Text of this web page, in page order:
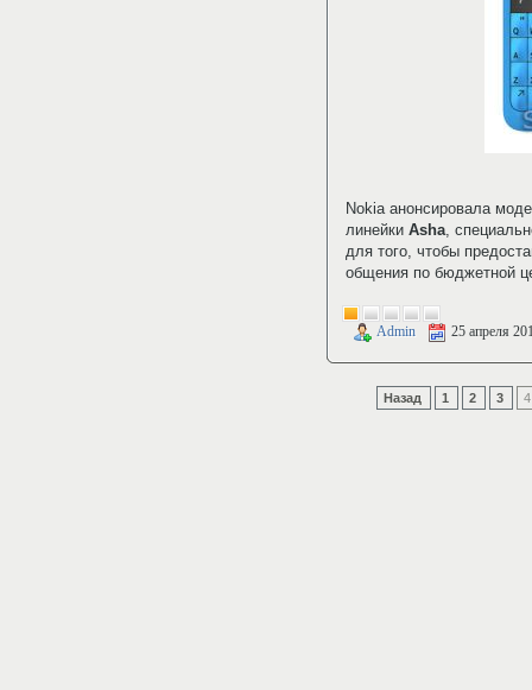
Nokia анонсировала
линейки Asha,
для того, чтобы
общения по бюджетной
Admin 25 апреля
Назад 1 2 3 4